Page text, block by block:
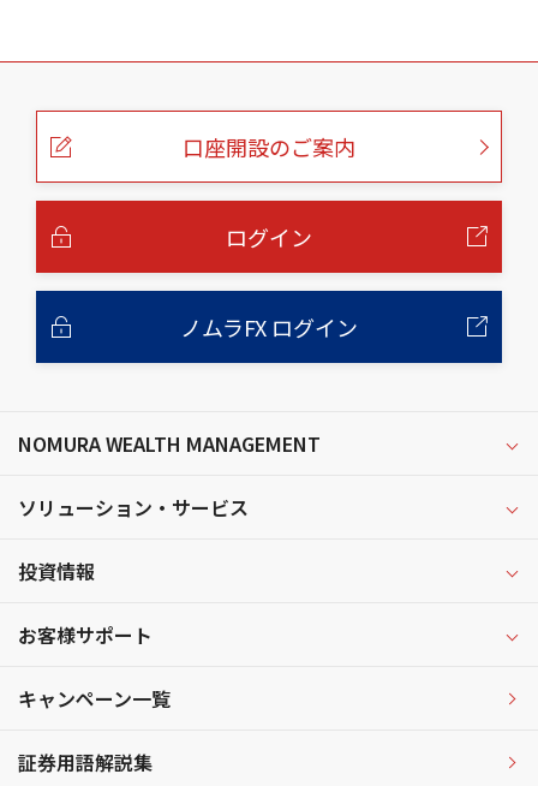
こ
口座開設のご案内
ログイン
ノムラFX ログイン
NOMURA WEALTH MANAGEMENT
ソリューション・サービス
投資情報
お客様サポート
キャンペーン一覧
証券用語解説集